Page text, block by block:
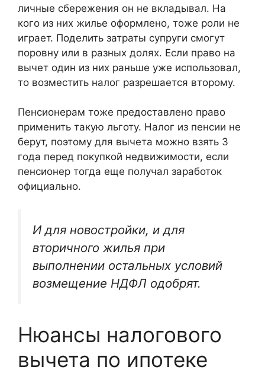
личные сбережения он не вкладывал. На
кого из них жилье оформлено, тоже роли не
играет. Поделить затраты супруги смогут
поровну или в разных долях. Если право на
вычет один из них раньше уже использовал,
то возместить налог разрешается второму.
Пенсионерам тоже предоставлено право
применить такую льготу. Налог из пенсии не
берут, поэтому для вычета можно взять 3
года перед покупкой недвижимости, если
пенсионер тогда еще получал заработок
официально.
И для новостройки, и для
вторичного жилья при
выполнении остальных условий
возмещение НДФЛ одобрят.
Нюансы налогового
вычета по ипотеке